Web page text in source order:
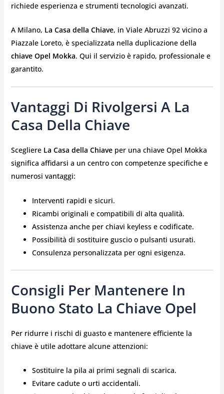
richiede esperienza e strumenti tecnologici avanzati.
A Milano, La Casa della Chiave, in Viale Abruzzi 92 vicino a
Piazzale Loreto, è specializzata nella duplicazione della
chiave Opel Mokka. Qui il servizio è rapido, professionale e
garantito.
Vantaggi Di Rivolgersi A La
Casa Della Chiave
Scegliere La Casa della Chiaveper una chiave Opel Mokka
significa affidarsi a un centro con competenze specifiche e
numerosi vantaggi:
Interventi rapidi e sicuri.
Ricambi originali e compatibili di alta qualità.
Assistenza anche per chiavi keyless e codificate.
Possibilità di sostituire guscio o pulsanti usurati.
Consulenza personalizzata per ogni esigenza.
Consigli Per Mantenere In
Buono Stato La Chiave Opel
Per ridurre i rischi di guasto e mantenere efficiente la
chiave è utile adottare alcune attenzioni:
Sostituire la pila ai primi segnali di scarica.
Evitare cadute o urti accidentali.